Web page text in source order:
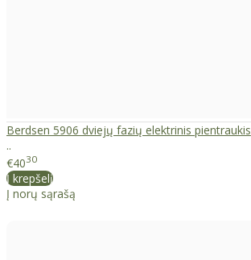
Berdsen 5906 dviejų fazių elektrinis pientraukis
..
€4030
Į krepšelį
Į norų sąrašą